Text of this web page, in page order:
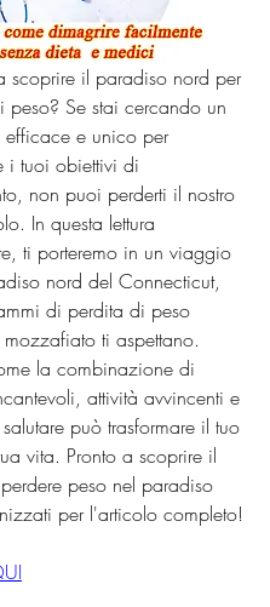
scoprire il paradiso nord per
peso? Se stai cercando un
efficace e unico per
i tuoi obiettivi di
non puoi perderti il nostro
In questa lettura
ti porteremo in un viaggio
nord del Connecticut,
di perdita di peso
ti aspettano.
la combinazione di
attività avvincenti e
può trasformare il tuo
vita. Pronto a scoprire il
peso nel paradiso
per l'articolo completo!